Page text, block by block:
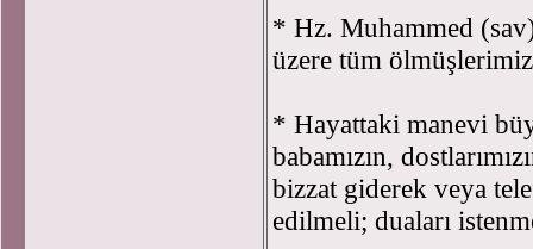
* Hz. Muhammed
üzere tüm
* Hayattaki manevi
babamızın,
bizzat giderek veya
edilmeli; duaları